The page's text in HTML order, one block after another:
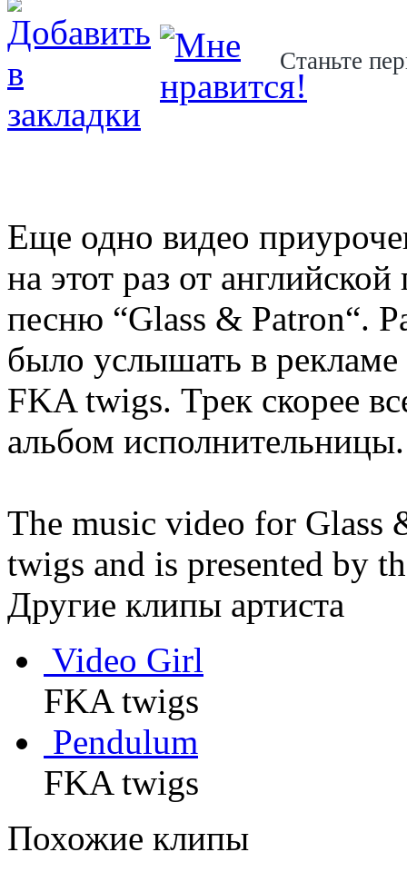
Станьте
Еще одно видео
на этот раз от
песню “Glass & Patron“.
было услышать в рекламе
FKA twigs. Трек скорее
альбом исполнительницы.
The music video for Glass
twigs and is presented by
Другие клипы артиста
Video Girl
FKA twigs
Pendulum
FKA twigs
Похожие клипы